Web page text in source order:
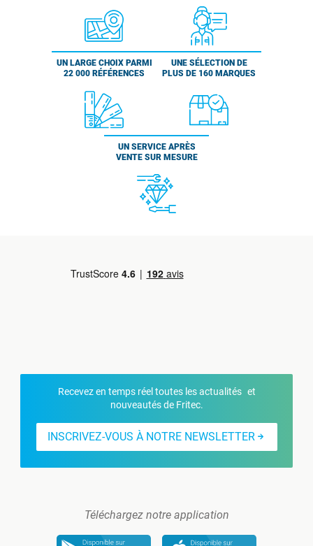
UN LARGE CHOIX PARMI
22 000 RÉFÉRENCES
UNE SÉLECTION DE
PLUS DE 160 MARQUES
UN SERVICE APRÈS
VENTE SUR MESURE
Recevez en temps réel toutes les actualités et
nouveautés de Fritec.
INSCRIVEZ-VOUS À NOTRE NEWSLETTER
Téléchargez notre application